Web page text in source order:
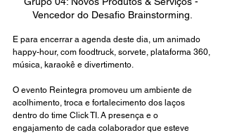
Vencedor do Desafio Brainstorming.
E para encerrar a agenda deste dia, um animado
happy-hour, com foodtruck, sorvete, plataforma 360,
música, karaokê e divertimento.
O evento Reintegra promoveu um ambiente de
acolhimento, troca e fortalecimento dos laços
dentro do time Click TI. A presença e o
engajamento de cada colaborador que esteve